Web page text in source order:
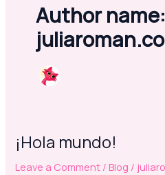
Author name:
¡Hola mundo!
Leave a Comment / Blog /